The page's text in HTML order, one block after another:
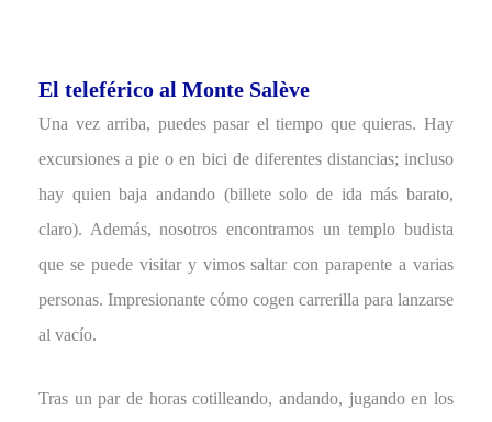
El teleférico al Monte Salève
Una vez arriba, puedes pasar el tiempo que quieras. Hay
excursiones a pie o en bici de diferentes distancias; incluso
hay quien baja andando (billete solo de ida más barato,
claro). Además, nosotros encontramos un templo budista
que se puede visitar y vimos saltar con parapente a varias
personas. Impresionante cómo cogen carrerilla para lanzarse
al vacío.
Tras un par de horas cotilleando, andando, jugando en los